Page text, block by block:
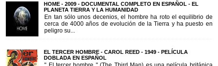
HOME - 2009 - DOCUMENTAL COMPLETO EN ESPAÑOL - EL
PLANETA TIERRA Y LA HUMANIDAD
En tan sólo unos decenios, el hombre ha roto el equilibrio de
cerca de 4000 años de evolución de la Tierra y ha puesto en
peligro su...
EL TERCER HOMBRE - CAROL REED - 1949 - PELÍCULA
DOBLADA EN ESPAÑOL